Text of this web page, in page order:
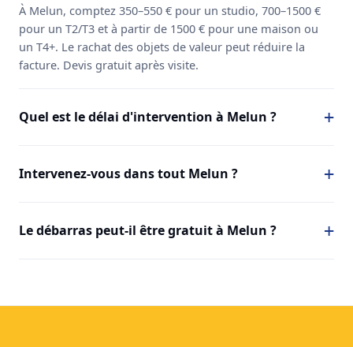
À Melun, comptez 350–550 € pour un studio, 700–1500 €
pour un T2/T3 et à partir de 1500 € pour une maison ou
un T4+. Le rachat des objets de valeur peut réduire la
facture. Devis gratuit après visite.
Quel est le délai d'intervention à Melun ?
Intervenez-vous dans tout Melun ?
Le débarras peut-il être gratuit à Melun ?